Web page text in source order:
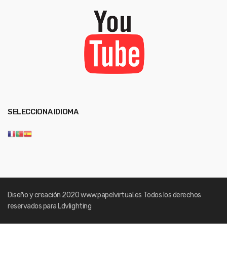
SELECCIONA IDIOMA
Diseño y creación 2020www.papelvirtual.es Todos los derechos
reservados para Ldvlighting